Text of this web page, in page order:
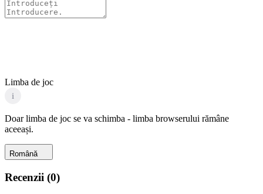
Limba de joc
i
Doar limba de joc se va schimba - limba browserului rămâne
aceeași.
Română
Recenzii (0)